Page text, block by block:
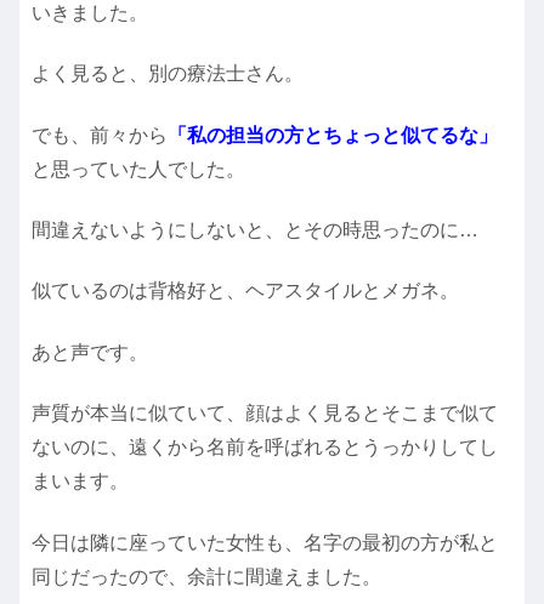
いきました。
よく見ると、別の療法士さん。
でも、前々から
「私の担当の方とちょっと似てるな」
と思っていた人でした。
間違えないようにしないと、とその時思ったのに…
似ているのは背格好と、ヘアスタイルとメガネ。
あと声です。
声質が本当に似ていて、顔はよく見るとそこまで似て
ないのに、遠くから名前を呼ばれるとうっかりしてし
まいます。
今日は隣に座っていた女性も、名字の最初の方が私と
同じだったので、余計に間違えました。